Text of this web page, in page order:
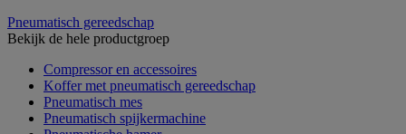
Pneumatisch gereedschap
Bekijk de hele productgroep
Compressor en accessoires
Koffer met pneumatisch gereedschap
Pneumatisch mes
Pneumatisch spijkermachine